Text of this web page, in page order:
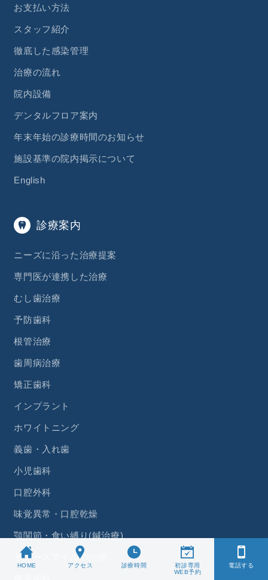
お支払い方法
スタッフ紹介
徹底した感染管理
治療の流れ
院内設備
デンタルフロア案内
年末年始の診療時間のお知らせ
施設基準の院内掲示について
English
診療案内
ニーズに沿った治療提案
専門医が連携した治療
むし歯治療
予防歯科
根管治療
歯周病治療
矯正歯科
インプラント
ホワイトニング
義歯・入れ歯
小児歯科
口腔外科
味覚異常・口腔乾燥
顎関節・食い縛り(鍼治療)
ガミースマイルの治療
HOME アクセス 診療時間
初診専用
WEB予約
電話する